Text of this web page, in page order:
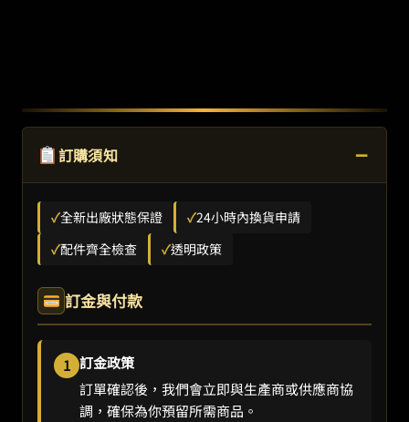
訂購須知 −
✓全新出廠狀態保證 ✓24小時內換貨申請
✓配件齊全檢查 ✓透明政策
訂金與付款
1 訂金政策
訂單確認後，我們會立即與生產商或供應商協
調，確保為你預留所需商品。